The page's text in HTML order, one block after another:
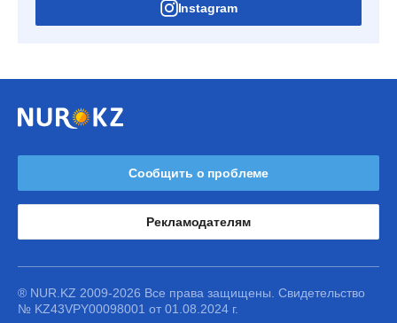
Instagram
Сообщить о проблеме
Рекламодателям
® NUR.KZ 2009-2026 Все права защищены. Свидетельство
№ KZ43VPY00098001 от 01.08.2024 г.